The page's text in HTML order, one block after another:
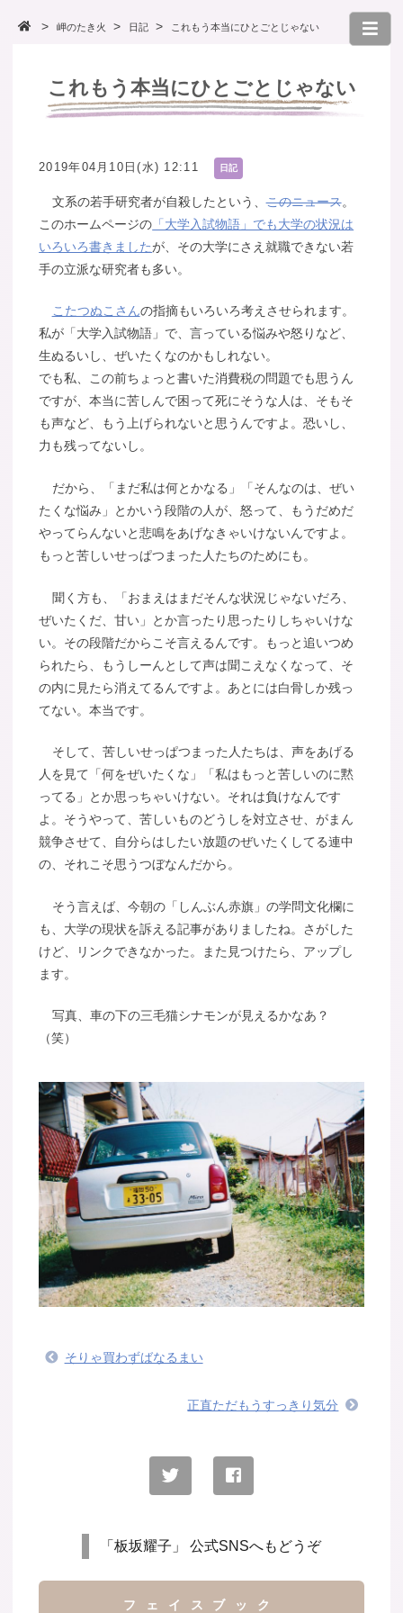
岬のたき火 日記 これもう本当にひとごとじゃない
これもう本当にひとごとじゃない
2019年04月10日(水) 12:11 日記
文系の若手研究者が自殺したという、このニュース。
このホームページの 「大学入試物語」でも大学の状況は
いろいろ書きましたが、その大学にさえ就職できない若
手の立派な研究者も多い。
こたつぬこさんの指摘もいろいろ考えさせられます。
私が「大学入試物語」で、言っている悩みや怒りなど、
生ぬるいし、ぜいたくなのかもしれない。
でも私、この前ちょっと書いた消費税の問題でも思うん
ですが、本当に苦しんで困って死にそうな人は、そもそ
も声など、もう上げられないと思うんですよ。恐いし、
力も残ってないし。
だから、「まだ私は何とかなる」「そんなのは、ぜい
たくな悩み」とかいう段階の人が、怒って、もうだめだ
やってらんないと悲鳴をあげなきゃいけないんですよ。
もっと苦しいせっぱつまった人たちのためにも。
聞く方も、「おまえはまだそんな状況じゃないだろ、
ぜいたくだ、甘い」とか言ったり思ったりしちゃいけな
い。その段階だからこそ言えるんです。もっと追いつめ
られたら、もうしーんとして声は聞こえなくなって、そ
の内に見たら消えてるんですよ。あとには白骨しか残っ
てない。本当です。
そして、苦しいせっぱつまった人たちは、声をあげる
人を見て「何をぜいたくな」「私はもっと苦しいのに黙
ってる」とか思っちゃいけない。それは負けなんです
よ。そうやって、苦しいものどうしを対立させ、がまん
競争させて、自分らはしたい放題のぜいたくしてる連中
の、それこそ思うつぼなんだから。
そう言えば、今朝の「しんぶん赤旗」の学問文化欄に
も、大学の現状を訴える記事がありましたね。さがした
けど、リンクできなかった。また見つけたら、アップし
ます。
写真、車の下の三毛猫シナモンが見えるかなあ？
（笑）
そりゃ買わずばなるまい
正直ただもうすっきり気分
「板坂耀子」 公式SNSへもどうぞ
フェイスブック